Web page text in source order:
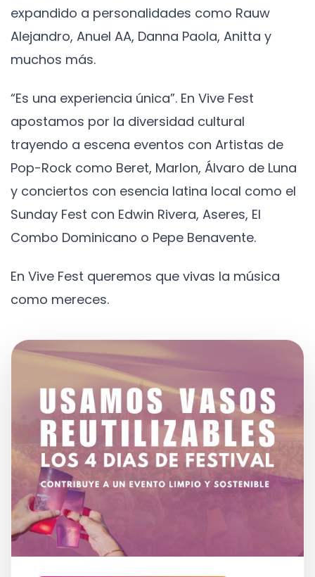
expandido a personalidades como Rauw
Alejandro, Anuel AA, Danna Paola, Anitta y
muchos más.
“Es una experiencia única”. En Vive Fest
apostamos por la diversidad cultural
trayendo a escena eventos con Artistas de
Pop-Rock como Beret, Marlon, Álvaro de Luna
y conciertos con esencia latina local como el
Sunday Fest con Edwin Rivera, Aseres, El
Combo Dominicano o Pepe Benavente.
En Vive Fest queremos que vivas la música
como mereces.